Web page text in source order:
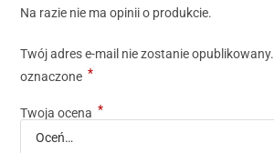
Na razie nie ma opinii o produkcie.
Twój adres e-mail nie zostanie opublikowany.
oznaczone *
Twoja ocena *